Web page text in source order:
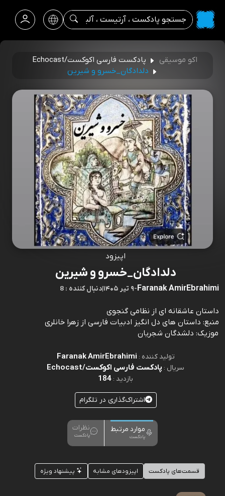
اکو موسیقی
پادکست فارسی اكوكست/Echocast
دلدادگان_خسرو و شیرین
اپیزود
دلدادگان_خسرو و شیرین
Faranak AmirEbrahimi
-۹ تیر ۱۴۰۵ |8 : دنبال کننده
داستان عاشقانه ای از نظامی گنجوی
منبع: داستان های دل انگیز ادبیات فارسی از زهرا خانلری
موزیک: دلشدگان شجریان
تولید کننده : Faranak AmirEbrahimi
سریال : پادکست فارسی اكوكست/Echocast
بازدید : 184
اشتراک‌گذاری در تلگرام
موارد مرتبط
پادکست
نظرات
پادکست
قسمت‌های پادکست اپیزودهای مشابه پیشنهاد ویژه